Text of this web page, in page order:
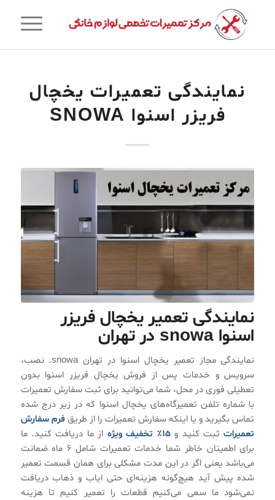
نمایندگی تعمیرات یخچال
فریزر اسنوا SNOWA
نمایندگی تعمیر یخچال فریزر
اسنوا snowa در تهران
نمایندگی مجاز تعمیر یخچال اسنوا در تهران snowa. نصب،
سرویس و خدمات پس از فروش یخچال فریزر اسنوا بدون
تعطیلی فوری در محل، شما می‌توانید برای ثبت سفارش تعمیرات
با شماره تلفن تعمیرگاه‌های یخچال اسنوا که در زیر درج شده
تماس بگیرید و یا اینکه سفارش تعمیرات را از طریقفرم سفارش
تعمیراتثبت کنید و۱۵٪ تخفیف ویژه
از ما دریافت کنید. ما
برای اطمینان خاطر شما خدمات تعمیرات شامل ۶ ماه ضمانت
می‌باشد یعنی اگر در این مدت مشکلی برای همان قسمت تعمیر
شده پیش آید هیچ‌گونه هزینه‌ای حتی ایاب و ذهاب دریافت
نمی‌شود ما سعی می‌کنیم قطعات را تعمیر کنیم تا هزینه